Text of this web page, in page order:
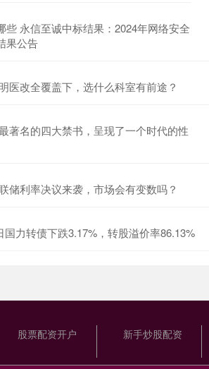
些 永信至诚中标结果：2024年网络安全
果公告
医改全覆盖下，选什么科室有前途？
著名的四大禁书，呈现了一个时代的性
储利率决议来袭，市场会有变数吗？
力转债下跌3.17%，转股溢价率86.13%
股票配资开户 新手炒股配资